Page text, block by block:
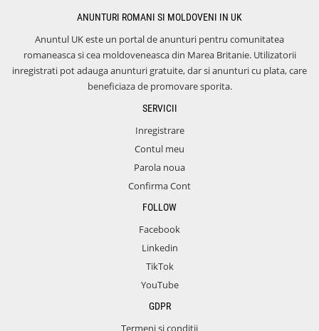
ANUNTURI ROMANI SI MOLDOVENI IN UK
Anuntul UK este un portal de anunturi pentru comunitatea
romaneasca si cea moldoveneasca din Marea Britanie. Utilizatorii
inregistrati pot adauga anunturi gratuite, dar si anunturi cu plata, care
beneficiaza de promovare sporita.
SERVICII
Inregistrare
Contul meu
Parola noua
Confirma Cont
FOLLOW
Facebook
Linkedin
TikTok
YouTube
GDPR
Termeni si conditii